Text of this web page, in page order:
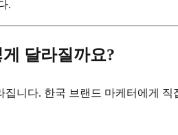
.
달라질까요?
니다. 한국 브랜드 마케터에게